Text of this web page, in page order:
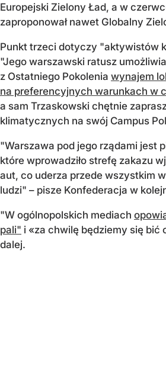
Europejski Zielony Ład, a w
zaproponował nawet Globalny
Punkt trzeci dotyczy "aktywistów
"Jego warszawski ratusz
z Ostatniego Pokolenia wynajem
na preferencyjnych warunkach w
a sam Trzaskowski chętnie
klimatycznych na swój Campus
"Warszawa pod jego rządami jest
które wprowadziło strefę zakazu
aut, co uderza przede wszystkim
ludzi" – pisze Konfederacja w
"W ogólnopolskich mediach
pali" i «za chwilę będziemy się bić
dalej.